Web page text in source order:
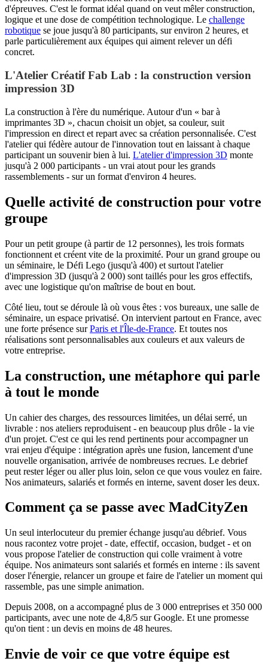
d'épreuves. C'est le format idéal quand on veut mêler construction,
logique et une dose de compétition technologique. Le challenge
robotique se joue jusqu'à 80 participants, sur environ 2 heures, et
parle particulièrement aux équipes qui aiment relever un défi
concret.
L'Atelier Créatif Fab Lab : la construction version
impression 3D
La construction à l'ère du numérique. Autour d'un « bar à
imprimantes 3D », chacun choisit un objet, sa couleur, suit
l'impression en direct et repart avec sa création personnalisée. C'est
l'atelier qui fédère autour de l'innovation tout en laissant à chaque
participant un souvenir bien à lui. L'atelier d'impression 3D monte
jusqu'à 2 000 participants - un vrai atout pour les grands
rassemblements - sur un format d'environ 4 heures.
Quelle activité de construction pour votre
groupe
Pour un petit groupe (à partir de 12 personnes), les trois formats
fonctionnent et créent vite de la proximité. Pour un grand groupe ou
un séminaire, le Défi Lego (jusqu'à 400) et surtout l'atelier
d'impression 3D (jusqu'à 2 000) sont taillés pour les gros effectifs,
avec une logistique qu'on maîtrise de bout en bout.
Côté lieu, tout se déroule là où vous êtes : vos bureaux, une salle de
séminaire, un espace privatisé. On intervient partout en France, avec
une forte présence surParis et l'Île-de-France. Et toutes nos
réalisations sont personnalisables aux couleurs et aux valeurs de
votre entreprise.
La construction, une métaphore qui parle
à tout le monde
Un cahier des charges, des ressources limitées, un délai serré, un
livrable : nos ateliers reproduisent - en beaucoup plus drôle - la vie
d'un projet. C'est ce qui les rend pertinents pour accompagner un
vrai enjeu d'équipe : intégration après une fusion, lancement d'une
nouvelle organisation, arrivée de nombreuses recrues. Le debrief
peut rester léger ou aller plus loin, selon ce que vous voulez en faire.
Nos animateurs, salariés et formés en interne, savent doser les deux.
Comment ça se passe avec MadCityZen
Un seul interlocuteur du premier échange jusqu'au débrief. Vous
nous racontez votre projet - date, effectif, occasion, budget - et on
vous propose l'atelier de construction qui colle vraiment à votre
équipe. Nos animateurs sont salariés et formés en interne : ils savent
doser l'énergie, relancer un groupe et faire de l'atelier un moment qui
rassemble, pas une simple animation.
Depuis 2008, on a accompagné plus de 3 000 entreprises et 350 000
participants, avec une note de 4,8/5 sur Google. Et une promesse
qu'on tient : un devis en moins de 48 heures.
Envie de voir ce que votre équipe est